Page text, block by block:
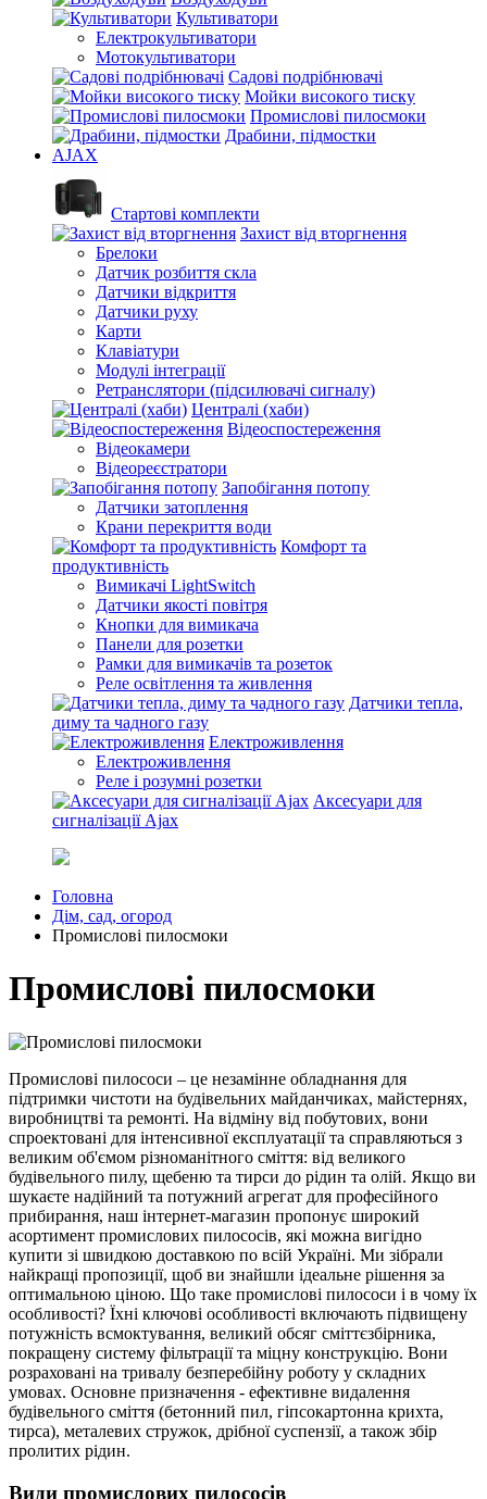
Культиватори
Електрокультиватори
Мотокультиватори
Садові подрібнювачі
Мойки високого тиску
Промислові пилосмоки
Драбини, підмостки
AJAX
Стартові комплекти
Захист від вторгнення
Брелоки
Датчик розбиття скла
Датчики відкриття
Датчики руху
Карти
Клавіатури
Модулі інтеграції
Ретранслятори (підсилювачі сигналу)
Централі (хаби)
Відеоспостереження
Відеокамери
Відеореєстратори
Запобігання потопу
Датчики затоплення
Крани перекриття води
Комфорт та
продуктивність
Вимикачі LightSwitch
Датчики якості повітря
Кнопки для вимикача
Панели для розетки
Рамки для вимикачів та розеток
Реле освітлення та живлення
Датчики тепла,
диму та чадного газу
Електроживлення
Електроживлення
Реле і розумні розетки
Аксесуари для
сигналізації Ajax
Головна
Дім, сад, огород
Промислові пилосмоки
Промислові пилосмоки
Промислові пилососи – це незамінне обладнання для
підтримки чистоти на будівельних майданчиках, майстернях,
виробництві та ремонті. На відміну від побутових, вони
спроектовані для інтенсивної експлуатації та справляються з
великим об'ємом різноманітного сміття: від великого
будівельного пилу, щебеню та тирси до рідин та олій. Якщо ви
шукаєте надійний та потужний агрегат для професійного
прибирання, наш інтернет-магазин пропонує широкий
асортимент промислових пилососів, які можна вигідно
купити зі швидкою доставкою по всій Україні. Ми зібрали
найкращі пропозиції, щоб ви знайшли ідеальне рішення за
оптимальною ціною. Що таке промислові пилососи і в чому їх
особливості? Їхні ключові особливості включають підвищену
потужність всмоктування, великий обсяг сміттєзбірника,
покращену систему фільтрації та міцну конструкцію. Вони
розраховані на тривалу безперебійну роботу у складних
умовах. Основне призначення - ефективне видалення
будівельного сміття (бетонний пил, гіпсокартонна крихта,
тирса), металевих стружок, дрібної суспензії, а також збір
пролитих рідин.
Види промислових пилососів